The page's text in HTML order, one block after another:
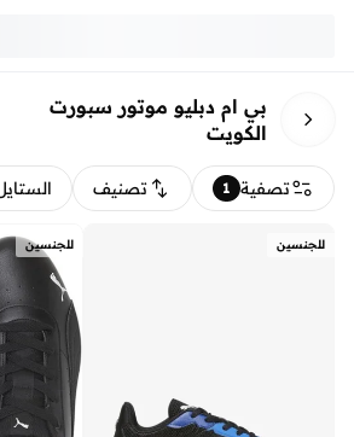
بي ام دبليو موتور سبورت
الكويت
تصفية 1 تصنيف
للجنسين للجنسين